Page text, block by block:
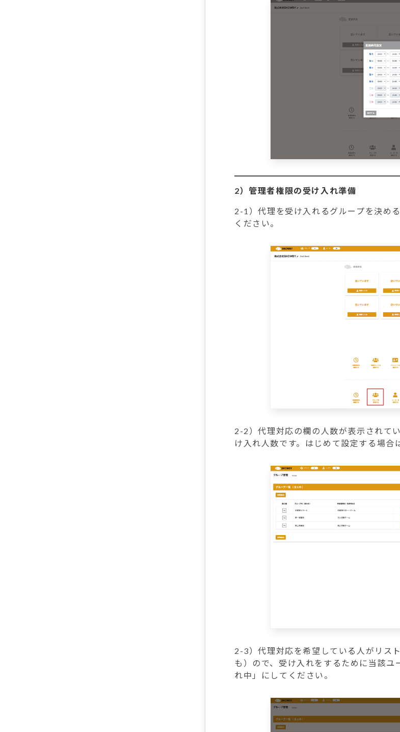
2）管理者権限の受け入れ準備
2-1）代理を受け入れるグループを決め
ください。
2-2）代理対応の欄の人数が表示されて
け入れ人数です。はじめて設定する場合
2-3）代理対応を希望している人がリス
も）ので、受け入れをするために当該
れ中」にしてください。